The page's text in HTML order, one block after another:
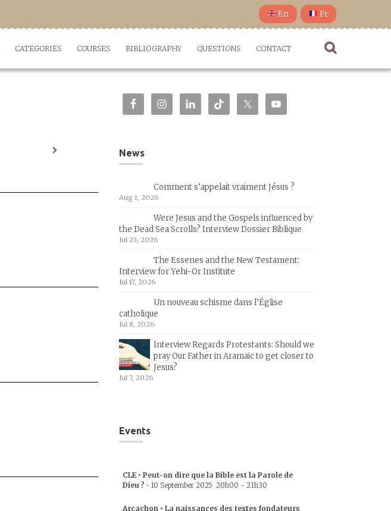
En Fr
CATEGORIES COURSES BIBLIOGRAPHY QUESTIONS CONTACT
News
Comment s’appelait vraiment Jésus ?
Aug 1, 2026
Were Jesus and the Gospels influenced by
the Dead Sea Scrolls? Interview Dossier Biblique
Jul 23, 2026
The Essenes and the New Testament:
Interview for Yehi-Or Institute
Jul 17, 2026
Un nouveau schisme dans l’Église
catholique
Jul 8, 2026
Interview Regards Protestants: Should we
pray Our Father in Aramaic to get closer to
Jesus?
Jul 7, 2026
Events
CLE • Peut-on dire que la Bible est la Parole de
Dieu ? • 10 September 2025 20h00 - 21h30
Arcachon • La naissances des textes fondateurs